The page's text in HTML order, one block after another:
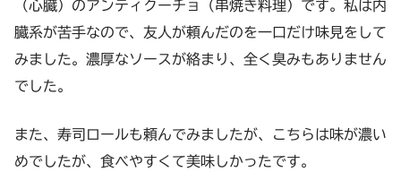
（心臓）のアンティクーチョ（串焼き料理） です。私は内
臓系が苦手なので、友人が頼んだのを一口だけ味見をして
みました。濃厚なソースが絡まり、全く臭みもありません
でした。
また、寿司ロールも頼んでみましたが、こちらは味が濃い
めでしたが、食べやすくて美味しかったです。